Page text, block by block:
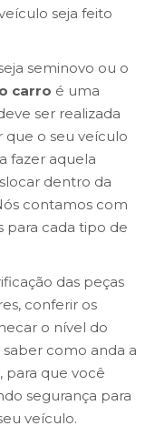
seja feito
seminovo ou o
carro é uma
ser realizada
o seu veículo
fazer aquela
dentro da
contamos com
para cada tipo de
das peças
conferir os
o nível do
como anda a
para que você
segurança para
veículo.